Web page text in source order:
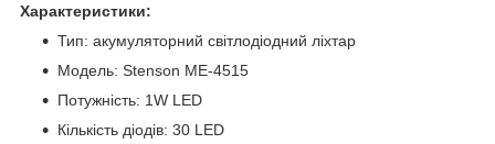
Характеристики:
Тип: акумуляторний світлодіодний ліхтар
Модель: Stenson ME-4515
Потужність: 1W LED
Кількість діодів: 30 LED